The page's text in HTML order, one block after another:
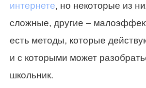
интернете, но некоторые из
сложные, другие –
есть методы, которые
и с которыми может
школьник.